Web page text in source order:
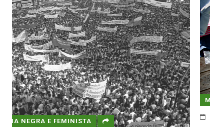
MÍDIA NEGRA E FEMINISTA
2 de julho de 2022